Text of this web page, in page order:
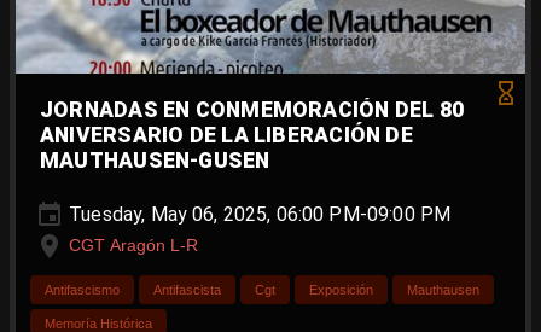
JORNADAS EN CONMEMORACIÓN DEL 80
ANIVERSARIO DE LA LIBERACIÓN DE
MAUTHAUSEN-GUSEN
Tuesday, May 06, 2025, 06:00 PM-09:00 PM
CGT Aragón L-R
Antifascismo Antifascista Cgt Exposición Mauthausen
Memoría Histórica